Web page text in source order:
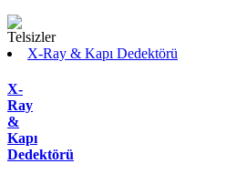
X-Ray & Kapı Dedektörü
X-
Ray
&
Kapı
Dedektörü